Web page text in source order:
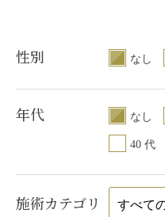
性別 なし
年代 なし
40 代
施術カテゴリ